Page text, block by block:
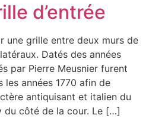
d’entrée
une grille entre deux murs de
Datés des années
par Pierre Meusnier furent
années 1770 afin de
antiquisant et italien du
du côté de la cour. Le […]